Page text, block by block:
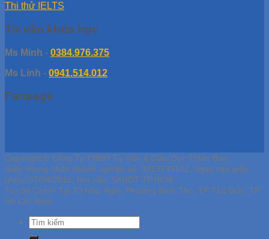
Thi thử IELTS
Tư vấn khóa học
Ms Minh - 0384.976.375
Ms Linh - 0941.514.012
Fanpage
Copyright © Công Ty TNHH Tư Vấn & Giáo Dục Thiên Bảo
Giấy chứng nhận doanh nghiệp số: 0313739102, Ngày cấp giấy
phép: 07/04/2016, Nơi cấp: SKHDT TP.HCM
Trụ Sở Chính Tại 70 Hữu Nghị, Phường Bình Thọ, TP Thủ Đức, TP
Hồ Chí Minh